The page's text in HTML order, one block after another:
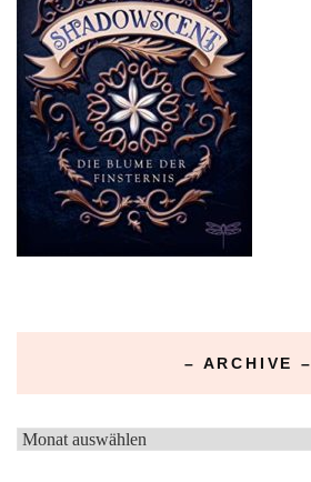
– ARCHIVE –
–